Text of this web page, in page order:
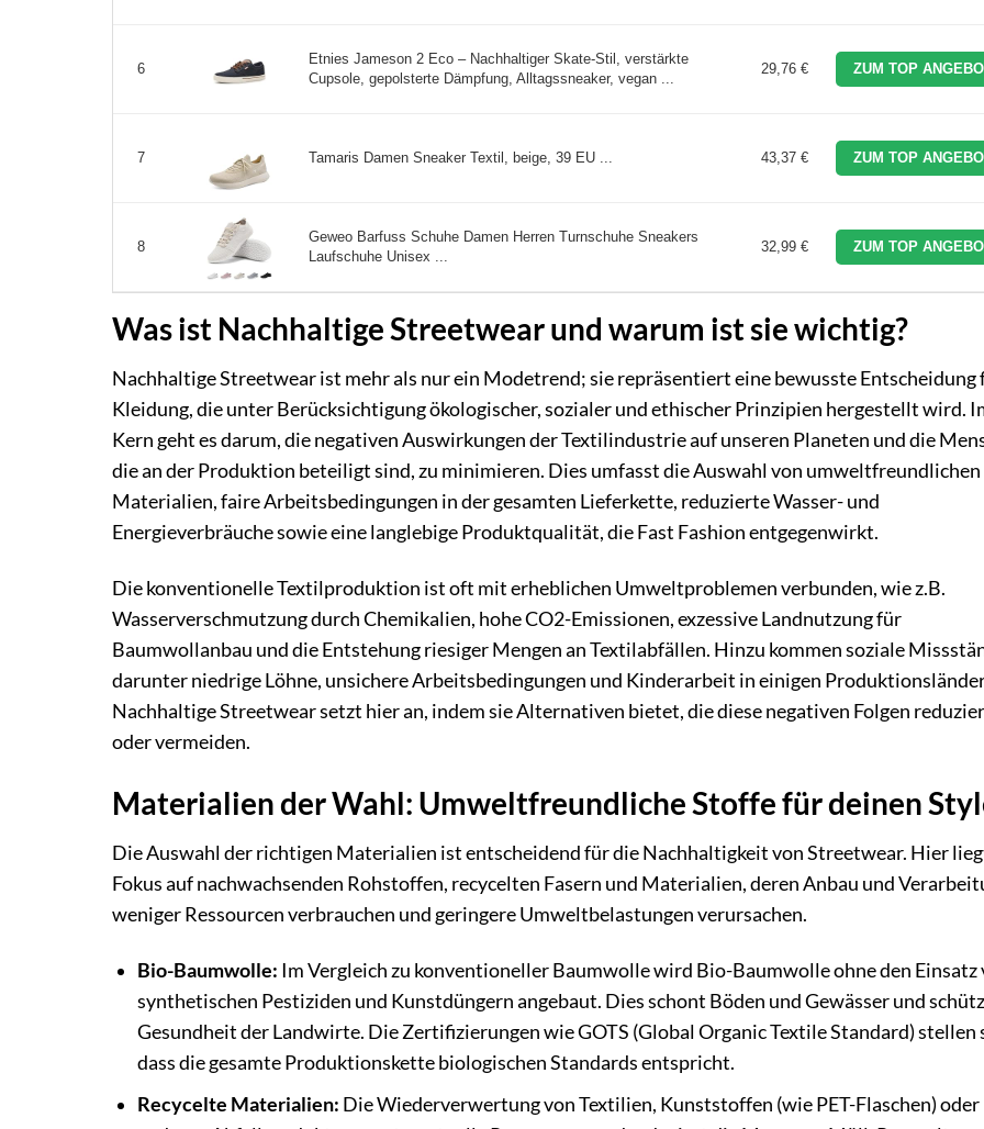
6
Etnies Jameson 2 Eco – Nachhaltiger Skate-Stil, verstärkte
Cupsole, gepolsterte Dämpfung, Alltagssneaker, vegan ...
29,76 € ZUM TOP
7 Tamaris Damen Sneaker Textil, beige, 39 EU ... 43,37 € ZUM TOP
8
Geweo Barfuss Schuhe Damen Herren Turnschuhe Sneakers
Laufschuhe Unisex ...
32,99 € ZUM TOP
Was ist Nachhaltige Streetwear und warum ist sie wichtig?
Nachhaltige Streetwear ist mehr als nur ein Modetrend; sie repräsentiert eine bewusste Entscheidung
Kleidung, die unter Berücksichtigung ökologischer, sozialer und ethischer Prinzipien hergestellt wird.
Kern geht es darum, die negativen Auswirkungen der Textilindustrie auf unseren Planeten und die
die an der Produktion beteiligt sind, zu minimieren. Dies umfasst die Auswahl von umweltfreundlichen
Materialien, faire Arbeitsbedingungen in der gesamten Lieferkette, reduzierte Wasser- und
Energieverbräuche sowie eine langlebige Produktqualität, die Fast Fashion entgegenwirkt.
Die konventionelle Textilproduktion ist oft mit erheblichen Umweltproblemen verbunden, wie z.B.
Wasserverschmutzung durch Chemikalien, hohe CO2-Emissionen, exzessive Landnutzung für
Baumwollanbau und die Entstehung riesiger Mengen an Textilabfällen. Hinzu kommen soziale
darunter niedrige Löhne, unsichere Arbeitsbedingungen und Kinderarbeit in einigen
Nachhaltige Streetwear setzt hier an, indem sie Alternativen bietet, die diese negativen Folgen
oder vermeiden.
Materialien der Wahl: Umweltfreundliche Stoffe für deinen
Die Auswahl der richtigen Materialien ist entscheidend für die Nachhaltigkeit von Streetwear. Hier
Fokus auf nachwachsenden Rohstoffen, recycelten Fasern und Materialien, deren Anbau und
weniger Ressourcen verbrauchen und geringere Umweltbelastungen verursachen.
Bio-Baumwolle: Im Vergleich zu konventioneller Baumwolle wird Bio-Baumwolle ohne den Einsatz
synthetischen Pestiziden und Kunstdüngern angebaut. Dies schont Böden und Gewässer und
Gesundheit der Landwirte. Die Zertifizierungen wie GOTS (Global Organic Textile Standard) stellen
dass die gesamte Produktionskette biologischen Standards entspricht.
Recycelte Materialien: Die Wiederverwertung von Textilien, Kunststoffen (wie PET-Flaschen) oder